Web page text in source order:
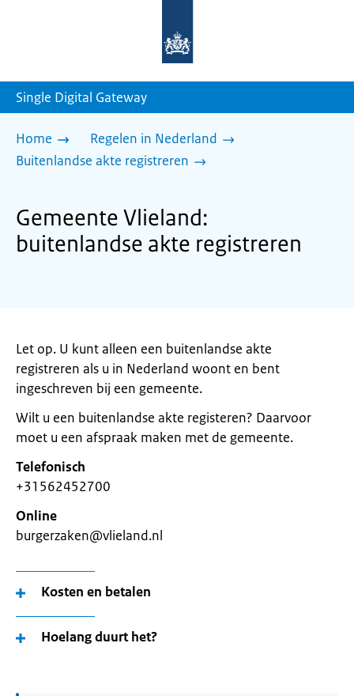
homepage
Single Digital Gateway
Home
Regelen in Nederland
Buitenlandse akte registreren
Gemeente Vlieland:
buitenlandse akte registreren
Let op. U kunt alleen een buitenlandse akte
registreren als u in Nederland woont en bent
ingeschreven bij een gemeente.
Wilt u een buitenlandse akte registeren? Daarvoor
moet u een afspraak maken met de gemeente.
Telefonisch
+31562452700
Online
burgerzaken@vlieland.nl
Kosten en betalen
Hoelang duurt het?